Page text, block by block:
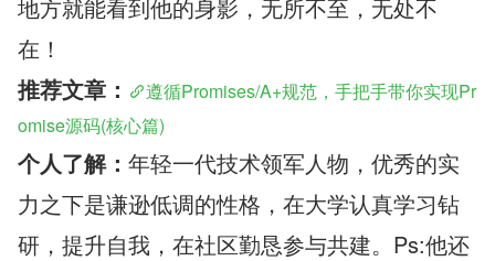
地方就能看到他的身影，无所不至，无处不
在！
推荐文章：
遵循Promises/A+规范，手把手带你实现Pr
omise源码(核心篇)
个人了解： 年轻一代技术领军人物，优秀的实
力之下是谦逊低调的性格，在大学认真学习钻
研，提升自我，在社区勤恳参与共建。Ps:他还